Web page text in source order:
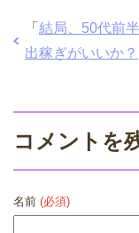
「 結局、50代前
出稼ぎがいいか？
コメントを
名前 (必須)